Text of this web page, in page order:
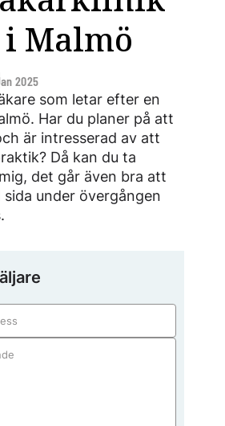
Malmö
2025
som letar efter en
Har du planer på att
är intresserad av att
Då kan du ta
det går även bra att
sida under övergången